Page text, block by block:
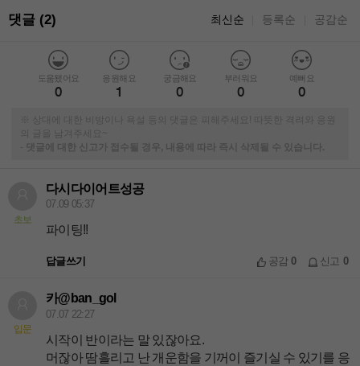
댓글 (2) 최신순 등록순 공감순
도움됐어요
0
응원해요
1
궁금해요
0
부러워요
0
예뻐요
0
※ 상대에 대한 비방이나 욕설 등의 댓글은 피해주세요! 따뜻한 격려와 응원
의 글을 남겨주세요~
-
댓글에 대한 신고가 접수될 경우, 내용에 따라 즉시 삭제될 수 있습니다.
초보
다시다이어트성공
07.09 05:37
파이팅!!
답글쓰기 공감0 신고 0
입문
카@ban_gol
07.07 22:27
시작이 반이라는 말 있잖아요.
머잖아 땀흘리고 난 개운함을 기꺼이 즐기실 수 있기를 응